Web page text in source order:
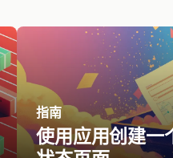
指南
使用应用创建一